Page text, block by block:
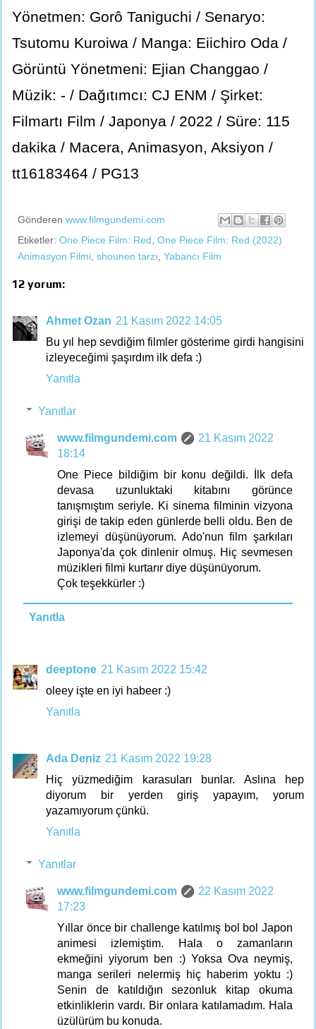
Yönetmen: Gorô Taniguchi / Senaryo:
Tsutomu Kuroiwa / Manga: Eiichiro Oda /
Görüntü Yönetmeni: Ejian Changgao /
Müzik: - / Dağıtımcı: CJ ENM / Şirket:
Filmartı Film / Japonya / 2022 / Süre: 115
dakika / Macera, Animasyon, Aksiyon /
tt16183464 / PG13
Gönderen www.filmgundemi.com
Etiketler: One Piece Film: Red One Piece Film: Red (2022)
Animasyon Filmi shounen tarzı Yabancı Film
12 yorum:
Ahmet Ozan 21 Kasım 2022 14:05
Bu yıl hep sevdiğim filmler gösterime girdi hangisini
izleyeceğimi şaşırdım ilk defa :)
Yanıtla
Yanıtlar
www.filmgundemi.com
21 Kasım 2022
18:14
One Piece bildiğim bir konu değildi. İlk defa
devasa uzunluktaki kitabını görünce
tanışmıştım seriyle. Ki sinema filminin vizyona
girişi de takip eden günlerde belli oldu. Ben de
izlemeyi düşünüyorum. Ado'nun film şarkıları
Japonya'da çok dinlenir olmuş. Hiç sevmesen
müzikleri filmi kurtarır diye düşünüyorum.
Çok teşekkürler :)
Yanıtla
deeptone 21 Kasım 2022 15:42
oleey işte en iyi habeer :)
Yanıtla
Ada Deniz 21 Kasım 2022 19:28
Hiç yüzmediğim karasuları bunlar. Aslına hep
diyorum bir yerden giriş yapayım, yorum
yazamıyorum çünkü.
Yanıtla
Yanıtlar
www.filmgundemi.com
22 Kasım 2022
17:23
Yıllar önce bir challenge katılmış bol bol Japon
animesi izlemiştim. Hala o zamanların
ekmeğini yiyorum ben :) Yoksa Ova neymiş,
manga serileri nelermiş hiç haberim yoktu :)
Senin de katıldığın sezonluk kitap okuma
etkinliklerin vardı. Bir onlara katılamadım. Hala
üzülürüm bu konuda.